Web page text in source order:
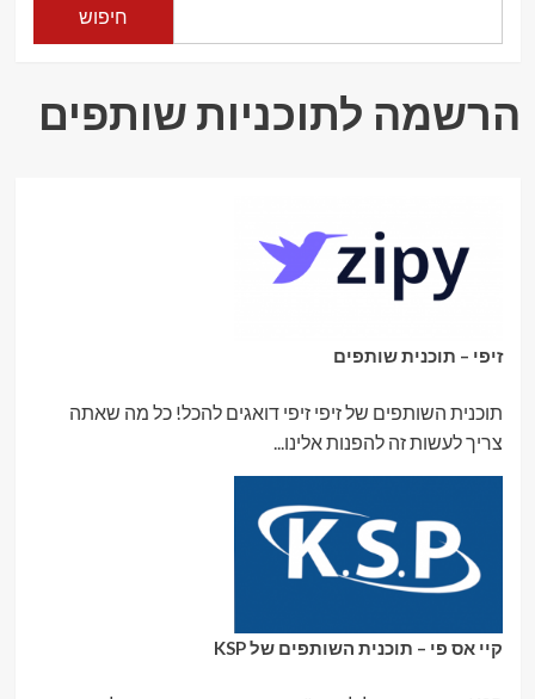
חיפוש
הרשמה לתוכניות שותפים
זיפי – תוכנית שותפים
תוכנית השותפים של זיפי זיפי דואגים להכל! כל מה שאתה
צריך לעשות זה להפנות אלינו...
קיי אס פי – תוכנית השותפים של KSP